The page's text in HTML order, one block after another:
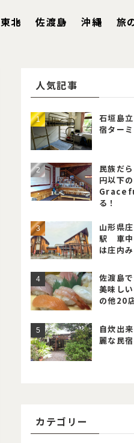
東北 佐渡島 沖縄 旅
人気記事
石垣島
宿ター
民族だ
円以下
る！
山形県
駅 車中
は庄内み
佐渡島
美味し
の他20
自炊出
麗な民
カテゴリー